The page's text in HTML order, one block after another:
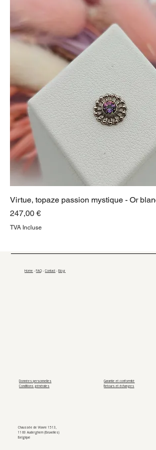
Virtue, topaze passion mystique - Or
Prix
247,00 €
TVA Incluse
Home -FAQ -Contact -Blog
Données personnelles
Conditions générales
Chaussée de Wavre 1513,
1160 Auderghem (Bruxelles)
Belgique
Garantie et conformité
Retours et échanges